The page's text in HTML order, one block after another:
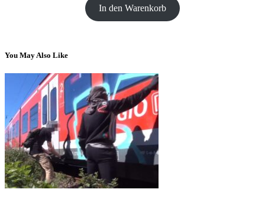
In den Warenkorb
You May Also Like